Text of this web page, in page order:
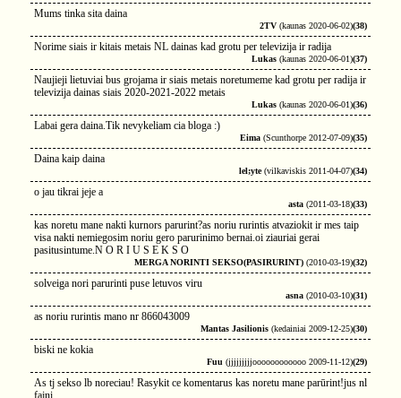
Mums tinka sita daina
2TV (kaunas 2020-06-02)(38)
Norime siais ir kitais metais NL dainas kad grotu per televizija ir radija
Lukas (kaunas 2020-06-01)(37)
Naujieji lietuviai bus grojama ir siais metais noretumeme kad grotu per radija ir
televizija dainas siais 2020-2021-2022 metais
Lukas (kaunas 2020-06-01)(36)
Labai gera daina.Tik nevykeliam cia bloga :)
Eima (Scunthorpe 2012-07-09)(35)
Daina kaip daina
lel;yte(vilkaviskis 2011-04-07)(34)
o jau tikrai jeje a
asta (2011-03-18)(33)
kas noretu mane nakti kurnors parurint?as noriu rurintis atvaziokit ir mes taip
visa nakti nemiegosim noriu gero parurinimo bernai.oi ziauriai gerai
pasitusintume.N O R I U S E K S O
MERGA NORINTI SEKSO(PASIRURINT) (2010-03-19)(32)
solveiga nori parurinti puse letuvos viru
asna (2010-03-10)(31)
as noriu rurintis mano nr 866043009
Mantas Jasilionis (kedainiai 2009-12-25)(30)
biski ne kokia
Fuu (jjjjjjjjjoooooooooooo 2009-11-12)(29)
As tj sekso lb noreciau! Rasykit ce komentarus kas noretu mane parūrint!jus nl
fajni